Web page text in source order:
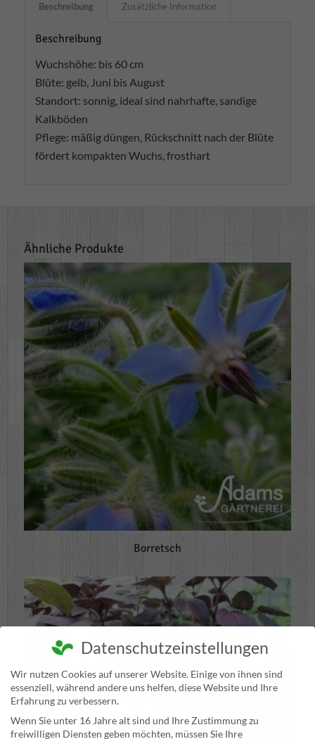
Beschreibung Zusätzliche Information
Beschreibung
Wuchshöhe: bis 60 cm
Blüte: gelb, Juni bis August
Standort: sonnig, ideal sind nahrhafte, sandige
Kalkböden
Pflege: mäßig düngen, Rückschnitt nach der Blüte
fördert kompakten Wuchs, frosthart
Ähnliche Produkte
Borretsch
Datenschutzeinstellungen
Wir nutzen Cookies auf unserer Website. Einige von ihnen sind
essenziell, während andere uns helfen, diese Website und Ihre
Erfahrung zu verbessern.
Wenn Sie unter 16 Jahre alt sind und Ihre Zustimmung zu
freiwilligen Diensten geben möchten, müssen Sie Ihre